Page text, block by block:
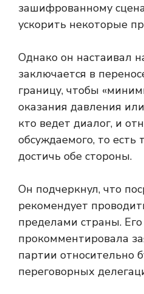
зашифрованному
ускорить некоторые
Однако он настаивал
заключается в
границу, чтобы
оказания давления
кто ведет диалог, и
обсуждаемого, то есть
достичь обе стороны.
Он подчеркнул, что
рекомендует
пределами страны.
прокомментировала
партии относительно
переговорных